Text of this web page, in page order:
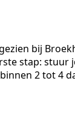
bij
stap: stuur
2 tot 4